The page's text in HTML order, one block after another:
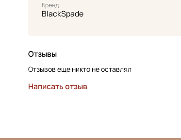
Бренд
BlackSpade
Отзывы
Отзывов еще никто не оставлял
Написать отзыв